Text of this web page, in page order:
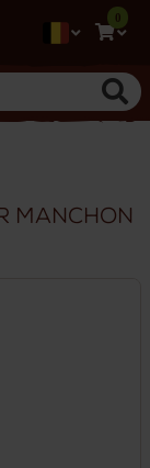
0
manchon